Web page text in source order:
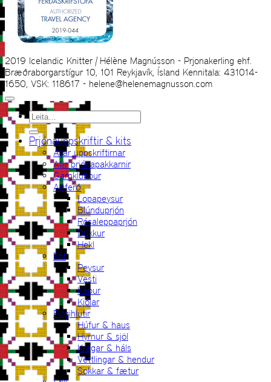
2019 Icelandic Knitter | Hélène Magnússon - Prjonakerling ehf.
Bræðraborgarstígur 10, 101 Reykjavík, Ísland Kennitala: 431014-
1650, VSK: 118617 - helene@helenemagnusson.com
Leita
eftir:
Prjónauppskriftir & kits
Allar uppskriftirnar
Allir prjónapakkarnir
Garnklúbbur
Aðferð
Lopapeysur
Blúnduprjón
Rósaleppaprjón
Dúkkur
Hekl
Föt
Peysur
Vesti
Kápur
Kjólar
Fylgihlutir
Húfur & haus
Hyrnur & sjöl
Kragar & háls
Vettlingar & hendur
Sokkar & fætur